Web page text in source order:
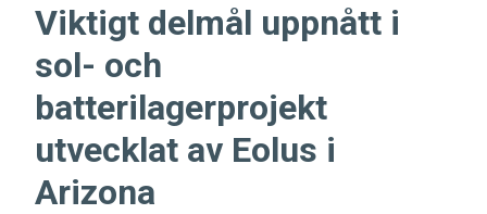
Viktigt delmål uppnått i
sol- och
batterilagerprojekt
utvecklat av Eolus i
Arizona